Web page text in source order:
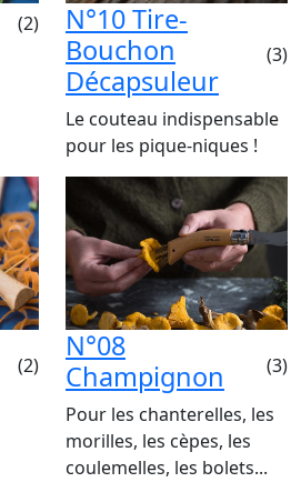
(2)
N°10 Tire-
Bouchon
Décapsuleur
(3)
Le couteau indispensable
pour les pique-niques !
(2)
N°08
Champignon
(3)
Pour les chanterelles, les
morilles, les cèpes, les
coulemelles, les bolets...